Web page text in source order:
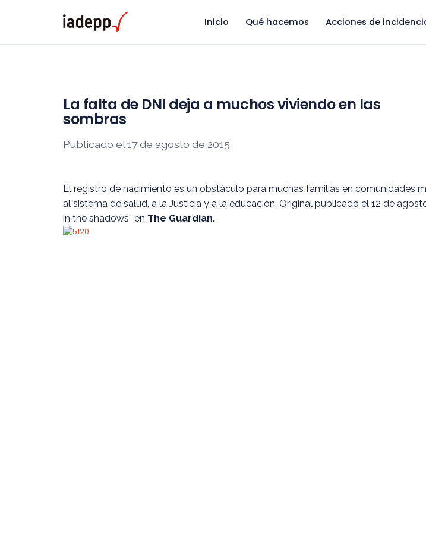
Inicio Qué hacemos Acciones de
La falta de DNI deja a muchos viviendo en las
sombras
Publicado el 17 de agosto de 2015
El registro de nacimiento es un obstáculo para muchas familias en comunidades
al sistema de salud, a la Justicia y a la educación. Original publicado el 12 de
in the shadows” en The Guardian.